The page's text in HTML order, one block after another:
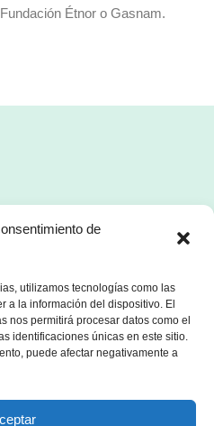
de
utilizamos tecnologías como las
a la información del dispositivo. El
nos permitirá procesar datos como el
identificaciones únicas en este sitio.
puede afectar negativamente a
Étnor o Gasnam.